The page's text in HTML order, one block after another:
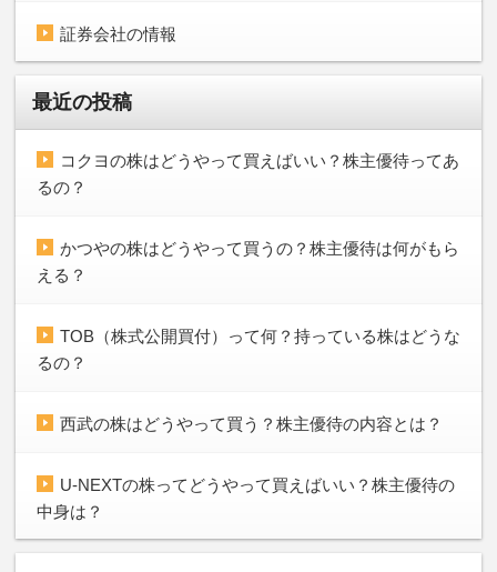
証券会社の情報
最近の投稿
コクヨの株はどうやって買えばいい？株主優待ってあ
るの？
かつやの株はどうやって買うの？株主優待は何がもら
える？
TOB（株式公開買付）って何？持っている株はどうな
るの？
西武の株はどうやって買う？株主優待の内容とは？
U-NEXTの株ってどうやって買えばいい？株主優待の
中身は？